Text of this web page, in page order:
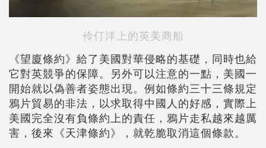
伶仃洋上的英美商船
《望廈條約》給了美國對華侵略的基礎，同時也給
它對英競爭的保障。另外可以注意的一點，美國一
開始就以偽善者姿態出現。例如條約三十三條規定
鴉片貿易的非法，以求取得中國人的好感，實際上
美國完全沒有負條約上的責任，鴉片走私越來越厲
害，後來《天津條約》，就乾脆取消這個條款。